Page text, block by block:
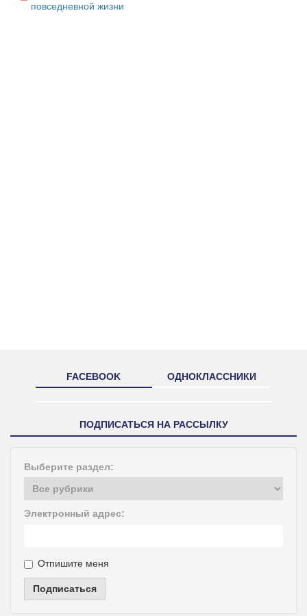
повседневной жизни
FACEBOOK ОДНОКЛАССНИКИ
ПОДПИСАТЬСЯ НА РАССЫЛКУ
Выберите раздел:
Электронный адрес:
Отпишите меня
Подписаться